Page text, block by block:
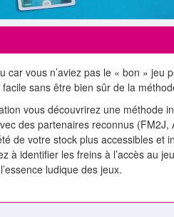
vous n’aviez pas le « bon » jeu
sans être bien sûr de la
vous découvrirez une méthode
des partenaires reconnus
de votre stock plus accessibles et
à identifier les freins à l’accès au
ludique des jeux.